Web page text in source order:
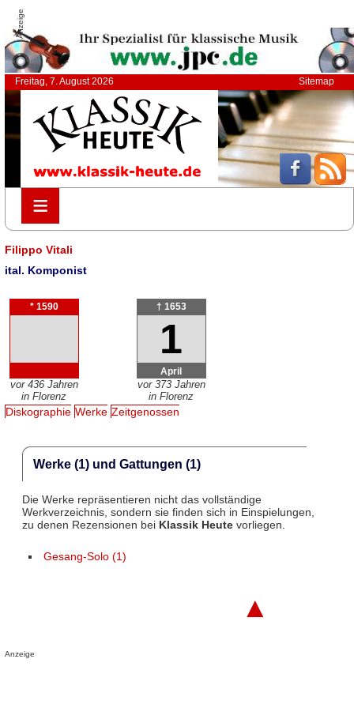
Anzeige
Freitag, 7. August 2026 Sitemap
≡
≡
Filippo Vitali
ital. Komponist
* 1590
vor 436 Jahren
in Florenz
† 1653
1
April
vor 373 Jahren
in Florenz
Diskographie Werke Zeitgenossen
Werke (1) und Gattungen (1)
Die Werke repräsentieren nicht das vollständige
Werkverzeichnis, sondern sie finden sich in Einspielungen,
zu denen Rezensionen bei Klassik Heutevorliegen.
Gesang-Solo (1)
▲
Anzeige